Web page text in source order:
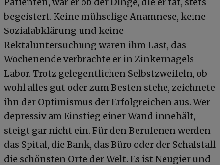
begeistert. Keine mühselige Anamnese, keine
Sozialabklärung und keine
Rektaluntersuchung waren ihm Last, das
Wochenende verbrachte er in Zinkernagels
Labor. Trotz gelegentlichen Selbstzweifeln, ob
wohl alles gut oder zum Besten stehe, zeichnete
ihn der Optimismus der Erfolgreichen aus. Wer
depressiv am Einstieg einer Wand innehält,
steigt gar nicht ein. Für den Berufenen werden
das Spital, die Bank, das Büro oder der Schafstall
die schönsten Orte der Welt. Es ist Neugier und